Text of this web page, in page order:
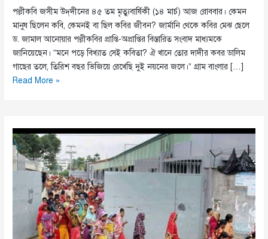
পল্লীকবি জসীম উদ্‌দীনের ৪৫ তম মৃত্যুবার্ষিকী (১৪ মার্চ) আজ রোববার। কেমন
মানুষ ছিলেন কবি, কেমনই বা ছিল কবির জীবন? জার্মানি থেকে কবির মেঝ ছেলে
ড. জামাল আনোয়ার পল্লীকবির প্রাপ্তি-অপ্রাপ্তির বিস্তারিত সংবাদ মাধ্যমকে
জানিয়েছেন। ”মনে পড়ে বিখ্যাত সেই কবিতা? ঐ খানে তোর দাদীর কবর ডালিম
গাছের তলে, তিরিশ বছর ভিজিয়ে রেখেছি দুই নয়নের জলে।‌” গ্রাম বাংলার […]
পল্লীকবি
মৃত্যুবার্ষিকী
আজ
Read More »